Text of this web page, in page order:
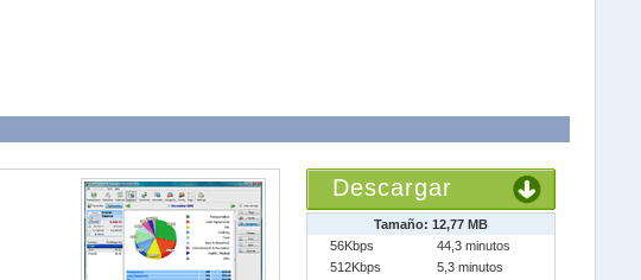
Descargar
Tamaño: 12,77 MB
56Kbps
44,3 minutos
512Kbps
5,3 minutos